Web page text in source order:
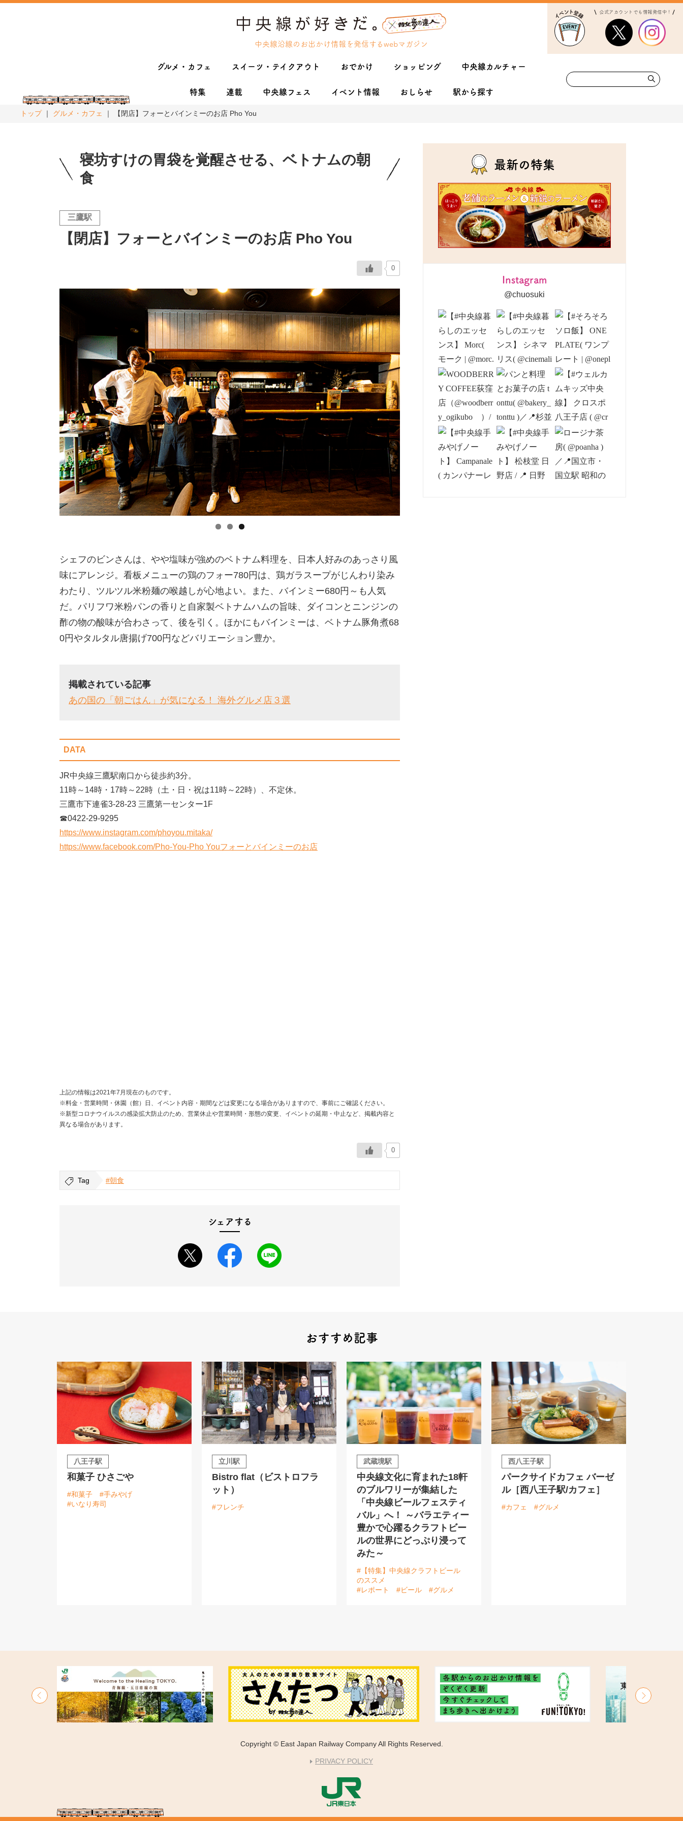
中央線沿線のお出かけ情報を発信するwebマガジン
公式アカウントでも情報発信中！
グルメ・カフェ スイーツ・テイクアウト おでかけ ショッピング 中央線カルチャー
特集 連載 中央線フェス イベント情報 おしらせ 駅から探す
トップ グルメ・カフェ 【閉店】フォーとバインミーのお店 Pho You
寝坊すけの胃袋を覚醒させる、ベトナムの朝
食
三鷹駅
【閉店】フォーとバインミーのお店 Pho You
0
シェフのビンさんは、やや塩味が強めのベトナム料理を、日本人好みのあっさり風
味にアレンジ。看板メニューの鶏のフォー780円は、鶏ガラスープがじんわり染み
わたり、ツルツル米粉麺の喉越しが心地よい。また、バインミー680円～も人気
だ。パリフワ米粉パンの香りと自家製ベトナムハムの旨味、ダイコンとニンジンの
酢の物の酸味が合わさって、後を引く。ほかにもバインミーは、ベトナム豚角煮68
0円やタルタル唐揚げ700円などバリエーション豊か。
掲載されている記事
あの国の「朝ごはん」が気になる！ 海外グルメ店３選
DATA
JR中央線三鷹駅南口から徒歩約3分。
11時～14時・17時～22時（土・日・祝は11時～22時）、不定休。
三鷹市下連雀3-28-23 三鷹第一センター1F
☎︎0422-29-9295
https://www.instagram.com/phoyou.mitaka/
https://www.facebook.com/Pho-You-Pho Youフォーとバインミーのお店
上記の情報は2021年7月現在のものです。
※料金・営業時間・休園（館）日、イベント内容・期間などは変更になる場合がありますので、事前にご確認ください。
※新型コロナウイルスの感染拡大防止のため、営業休止や営業時間・形態の変更、イベントの延期・中止など、掲載内容と
異なる場合があります。
0
Tag #朝食
シェアする
最新の特集
Instagram
@chuosuki
おすすめ記事
八王子駅
和菓子 ひさごや
#和菓子
#手みやげ
#いなり寿司
立川駅
Bistro flat（ビストロフラ
ット）
#フレンチ
武蔵境駅
中央線文化に育まれた18軒
のブルワリーが集結した
「中央線ビールフェスティ
バル」へ！ ～バラエティー
豊かで心躍るクラフトビー
ルの世界にどっぷり浸って
みた～
#【特集】中央線クラフトビール
のススメ
#レポート
#ビール #グルメ
西八王子駅
パークサイドカフェ バーゼ
ル［西八王子駅/カフェ］
#カフェ #グルメ
Copyright © East Japan Railway Company All Rights Reserved.
PRIVACY POLICY